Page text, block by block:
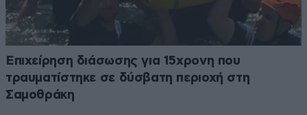
Επιχείρηση διάσωσης για 15χρονη που
τραυματίστηκε σε δύσβατη περιοχή στη
Σαμοθράκη